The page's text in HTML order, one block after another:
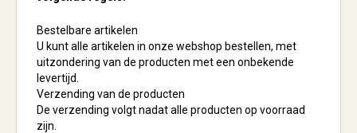
Bestelbare artikelen
U kunt alle artikelen in onze webshop bestellen, met
uitzondering van de producten met een onbekende
levertijd.
Verzending van de producten
De verzending volgt nadat alle producten op voorraad
zijn.